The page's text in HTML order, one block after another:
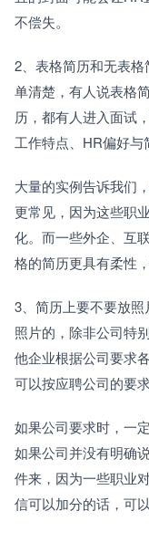
不偿失。
2、表格简历和无表
单清楚，有人说表格
历，都有人进入面试
工作特点、HR偏好与
大量的实例告诉我们
更常见，因为这些职
化。而一些外企、互
格的简历更具有柔性
3、简历上要不要放
照片的，除非公司特
他企业根据公司要求
可以按应聘公司的要求
如果公司要求时，一
如果公司并没有明确
件来，因为一些职业
信可以加分的话，可以